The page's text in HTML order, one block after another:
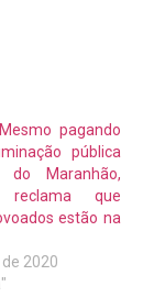
pagando
pública
do Maranhão,
reclama que
estão na
2020